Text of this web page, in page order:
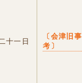
十一日
〔会津旧
考〕